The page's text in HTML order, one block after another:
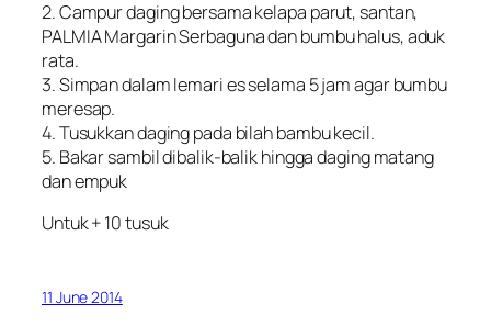
2. Campur daging bersama kelapa parut, santan,
PALMIA Margarin Serbaguna dan bumbu halus, aduk
rata.
3. Simpan dalam lemari es selama 5 jam agar bumbu
meresap.
4. Tusukkan daging pada bilah bambu kecil.
5. Bakar sambil dibalik-balik hingga daging matang
dan empuk
Untuk + 10 tusuk
11 June 2014